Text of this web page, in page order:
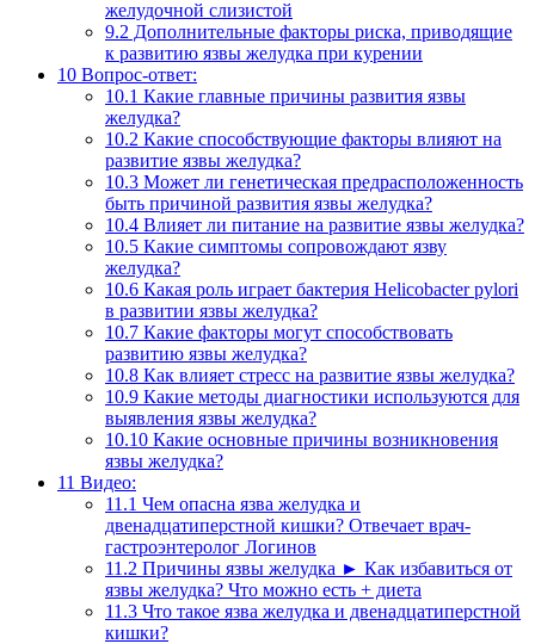
желудочной слизистой
9.2 Дополнительные факторы риска, приводящие
к развитию язвы желудка при курении
10 Вопрос-ответ:
10.1 Какие главные причины развития язвы
желудка?
10.2 Какие способствующие факторы влияют на
развитие язвы желудка?
10.3 Может ли генетическая предрасположенность
быть причиной развития язвы желудка?
10.4 Влияет ли питание на развитие язвы желудка?
10.5 Какие симптомы сопровождают язву
желудка?
10.6 Какая роль играет бактерия Helicobacter pylori
в развитии язвы желудка?
10.7 Какие факторы могут способствовать
развитию язвы желудка?
10.8 Как влияет стресс на развитие язвы желудка?
10.9 Какие методы диагностики используются для
выявления язвы желудка?
10.10 Какие основные причины возникновения
язвы желудка?
11 Видео:
11.1 Чем опасна язва желудка и
двенадцатиперстной кишки? Отвечает врач-
гастроэнтеролог Логинов
11.2 Причины язвы желудка ► Как избавиться от
язвы желудка? Что можно есть + диета
11.3 Что такое язва желудка и двенадцатиперстной
кишки?